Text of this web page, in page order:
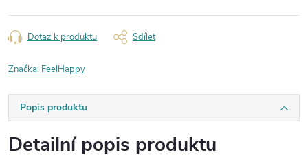
Dotaz k produktu Sdílet
Značka: FeelHappy
Popis produktu
Detailní popis produktu